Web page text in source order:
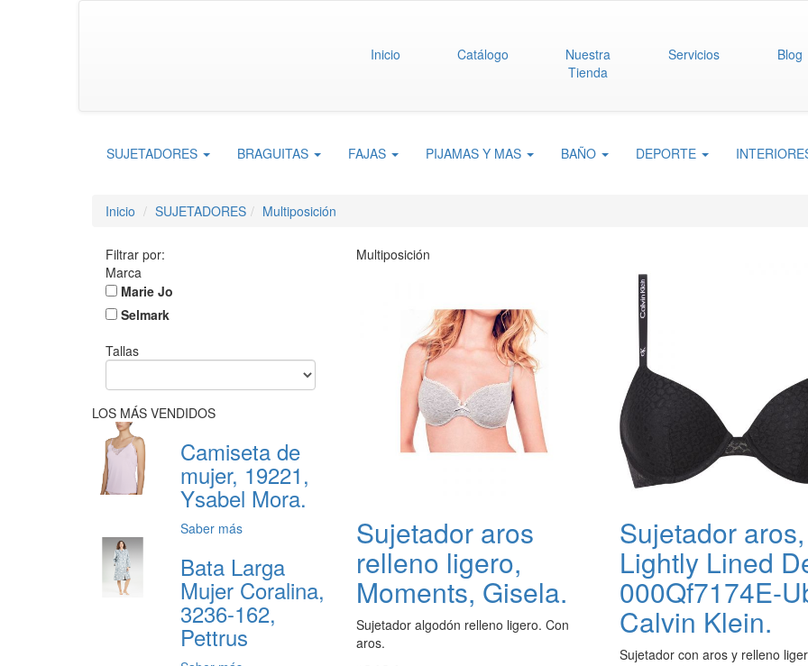
Inicio
Catálogo
Nuestra
Tienda
Servicios Blog
SUJETADORES BRAGUITAS FAJAS PIJAMAS Y MAS BAÑO DEPORTE
Inicio SUJETADORES Multiposición
Filtrar por:
Marca
Marie Jo
Selmark
Tallas
LOS MÁS VENDIDOS
Camiseta de
mujer, 19221,
Ysabel Mora.
Saber más
Bata Larga
Mujer Coralina,
3236-162,
Pettrus
Multiposición
Sujetador aros
relleno ligero,
Moments, Gisela.
Sujetador algodón relleno ligero. Con
aros.
Sujetador aros,
Lightly Lined
000Qf7174E-
Calvin Klein.
Sujetador con aros y relleno